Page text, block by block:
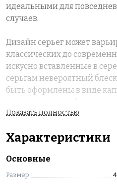
идеальными для
случаев.
Дизайн серьег может
классических до
искусно вставленные в
серьгам невероятный
быть оформлены в виде
геометрических фигур, что
вариант, подходящий под
Серьги из серебра с
утонченного вкуса.
Вставки изделия: З1-0,9--
Показать полностью
Характеристики
Основные
Размер